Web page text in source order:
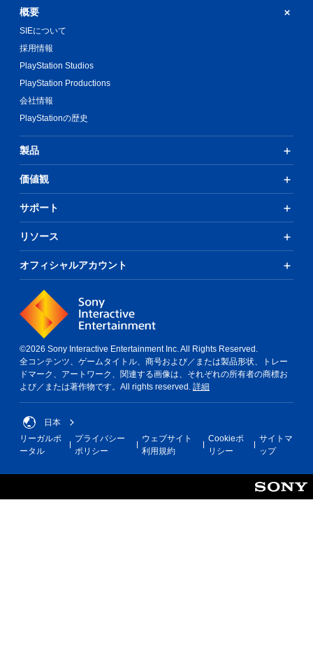
概要
SIEについて
採用情報
PlayStation Studios
PlayStation Productions
会社情報
PlayStationの歴史
製品
価値観
サポート
リソース
オフィシャルアカウント
©2026 Sony Interactive Entertainment Inc. All Rights Reserved.
全コンテンツ、ゲームタイトル、商号および／または製品形状、トレー
ドマーク、アートワーク、関連する画像は、それぞれの所有者の商標お
よび／または著作物です。All rights reserved. 詳細
日本
リーガルポ
ータル
プライバシー
ポリシー
ウェブサイト
利用規約
Cookieポ
リシー
サイトマ
ップ